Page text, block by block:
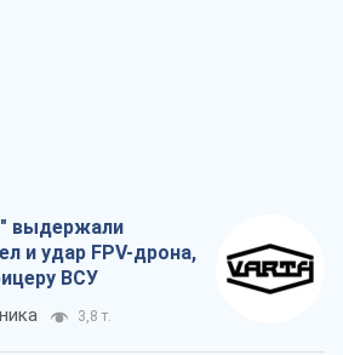
выдержали
и удар FPV-дрона,
ВСУ
3,8 т.